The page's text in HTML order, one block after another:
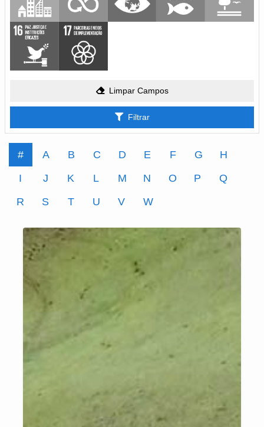
Limpar Campos
Filtrar
# A B C D E F G
H
I
J K L M N O P
Q
R
S T U V W